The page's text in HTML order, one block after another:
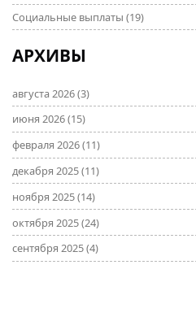
Социальные выплаты (19)
АРХИВЫ
августа 2026(3)
июня 2026(15)
февраля 2026(11)
декабря 2025(11)
ноября 2025(14)
октября 2025(24)
сентября 2025(4)